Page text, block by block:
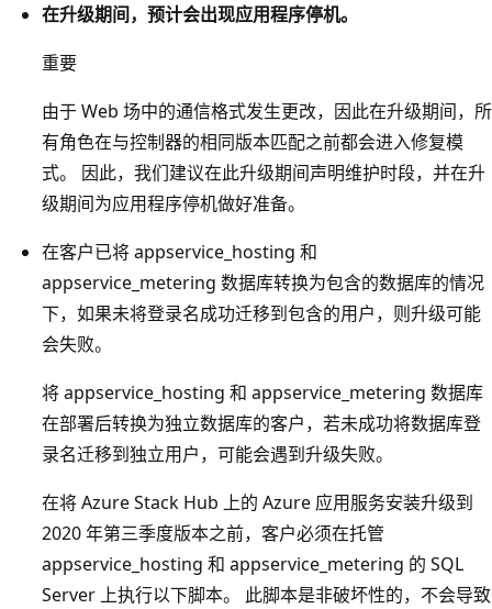
在升级期间，预计会出现应用程序停机。
重要
由于 Web 场中的通信格式发生更改，因此在升级期间，所
有角色在与控制器的相同版本匹配之前都会进入修复模
式。 因此，我们建议在此升级期间声明维护时段，并在升
级期间为应用程序停机做好准备。
在客户已将 appservice_hosting 和
appservice_metering 数据库转换为包含的数据库的情况
下，如果未将登录名成功迁移到包含的用户，则升级可能
会失败。
将 appservice_hosting 和 appservice_metering 数据库
在部署后转换为独立数据库的客户，若未成功将数据库登
录名迁移到独立用户，可能会遇到升级失败。
在将 Azure Stack Hub 上的 Azure 应用服务安装升级到
2020 年第三季度版本之前，客户必须在托管
appservice_hosting 和 appservice_metering 的 SQL
Server 上执行以下脚本。 此脚本是非破坏性的，不会导致